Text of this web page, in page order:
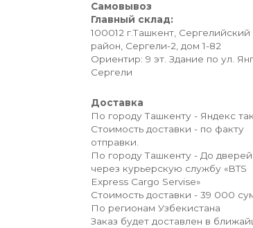
Самовывоз
Главный склад:
100012 г.Ташкент, Сергелийский
район, Сергели-2, дом 1-82
Ориентир: 9 эт. Здание по ул.
Сергели
Доставка
По городу Ташкенту - Яндекс
Стоимость доставки - по факту
отправки.
По городу Ташкенту - До дверей
через курьерскую службу «BTS
Express Cargo Servise»
Стоимость доставки - 39 000
По регионам Узбекистана
Заказ будет доставлен в